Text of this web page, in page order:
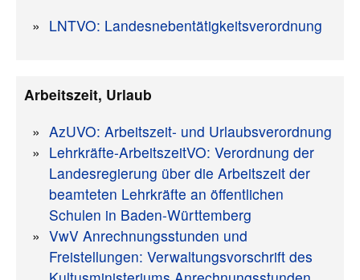
LNTVO: Landesnebentätigkeitsverordnung
Arbeitszeit, Urlaub
AzUVO: Arbeitszeit- und Urlaubsverordnung
Lehrkräfte-ArbeitszeitVO: Verordnung der
Landesregierung über die Arbeitszeit der
beamteten Lehrkräfte an öffentlichen
Schulen in Baden-Württemberg
VwV Anrechnungsstunden und
Freistellungen: Verwaltungsvorschrift des